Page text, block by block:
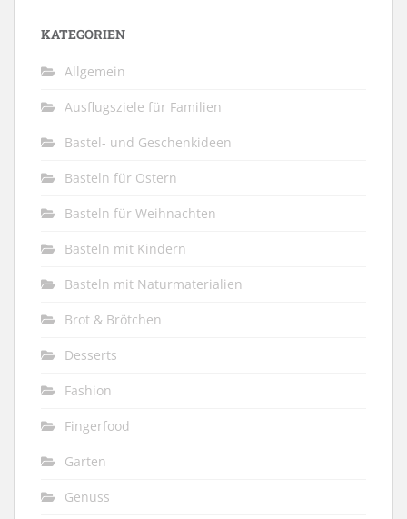
KATEGORIEN
Allgemein
Ausflugsziele für Familien
Bastel- und Geschenkideen
Basteln für Ostern
Basteln für Weihnachten
Basteln mit Kindern
Basteln mit Naturmaterialien
Brot & Brötchen
Desserts
Fashion
Fingerfood
Garten
Genuss